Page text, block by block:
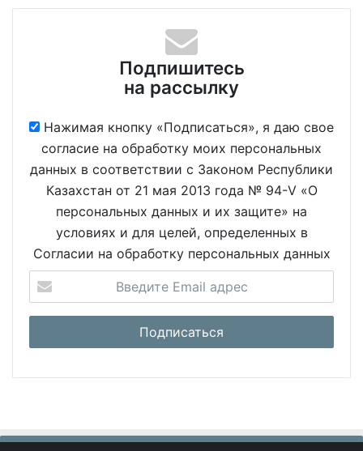
Подпишитесь
на рассылку
Нажимая кнопку «Подписаться», я даю свое
согласие на обработку моих персональных
данных в соответствии с Законом Республики
Казахстан от 21 мая 2013 года № 94-V «О
персональных данных и их защите» на
условиях и для целей, определенных в
Согласии на обработку персональных данных